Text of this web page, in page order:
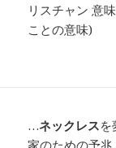
リスチャン 意
ことの意味)
…ネックレス